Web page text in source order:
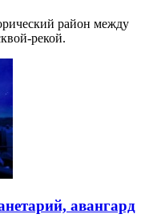
район между
рекой.
авангард